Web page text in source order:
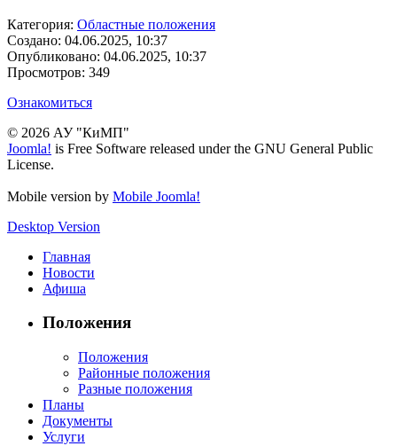
Категория: Областные положения
Создано: 04.06.2025, 10:37
Опубликовано: 04.06.2025, 10:37
Просмотров: 349
Ознакомиться
© 2026 АУ "КиМП"
Joomla! is Free Software released under the GNU General Public
License.
Mobile version by Mobile Joomla!
Desktop Version
Главная
Новости
Афиша
Положения
Положения
Районные положения
Разные положения
Планы
Документы
Услуги